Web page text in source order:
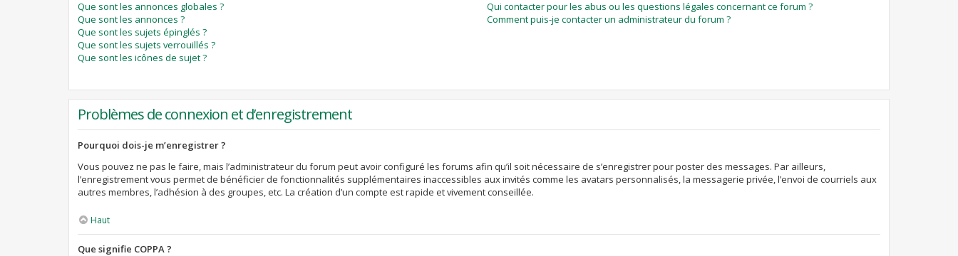
Que sont les annonces globales ?
Que sont les annonces ?
Que sont les sujets épinglés ?
Que sont les sujets verrouillés ?
Que sont les icônes de sujet ?
Qui contacter pour les abus ou les questions légales concernant ce forum ?
Comment puis-je contacter un administrateur du forum ?
Problèmes de connexion et d’enregistrement
Pourquoi dois-je m’enregistrer ?
Vous pouvez ne pas le faire, mais l’administrateur du forum peut avoir configuré les forums afin qu’il soit nécessaire de s’enregistrer pour poster des messages. Par ailleurs,
l’enregistrement vous permet de bénéficier de fonctionnalités supplémentaires inaccessibles aux invités comme les avatars personnalisés, la messagerie privée, l’envoi de courriels aux
autres membres, l’adhésion à des groupes, etc. La création d’un compte est rapide et vivement conseillée.
Haut
Que signifie COPPA ?